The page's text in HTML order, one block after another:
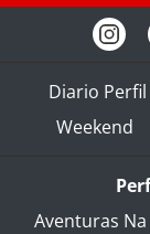
Diario Perfil
Weekend
Aventuras